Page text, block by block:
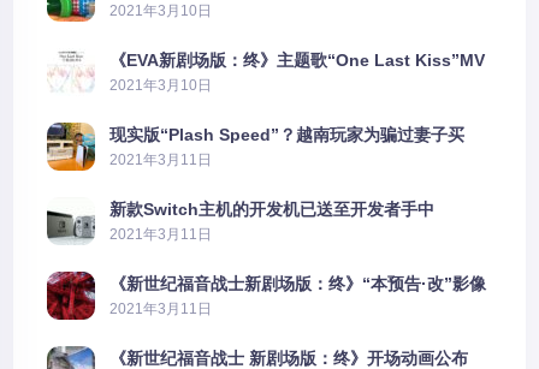
2021年3月10日
《EVA新剧场版：终》主题歌“One Last Kiss”MV
公布
2021年3月10日
现实版“Plash Speed”？越南玩家为骗过妻子买
PS5上演好戏
2021年3月11日
新款Switch主机的开发机已送至开发者手中
2021年3月11日
《新世纪福音战士新剧场版：终》“本预告·改”影像
公开
2021年3月11日
《新世纪福音战士 新剧场版：终》开场动画公布